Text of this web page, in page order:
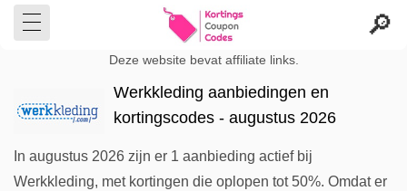
Deze website bevat affiliate links.
Werkkleding aanbiedingen en
kortingscodes - augustus 2026
In augustus 2026 zijn er 1 aanbieding actief bij
Werkkleding, met kortingen die oplopen tot 50%. Omdat er